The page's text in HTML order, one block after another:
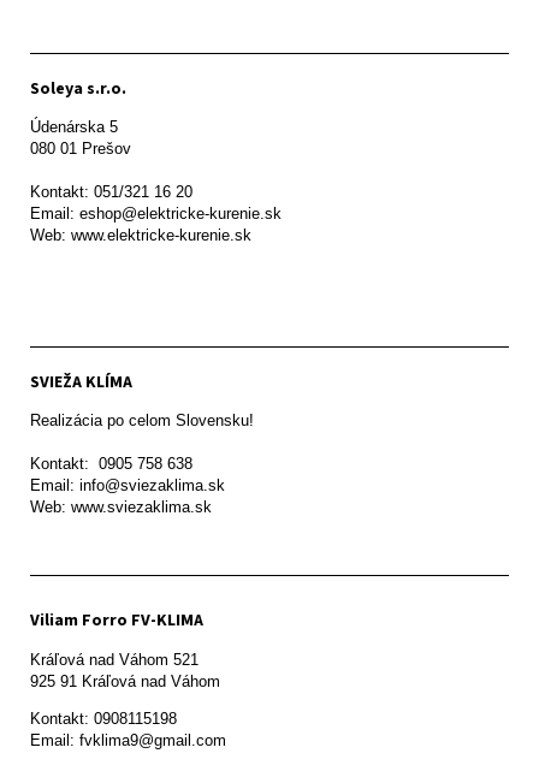
Soleya s.r.o.
Údenárska 5
080 01 Prešov
Kontakt: 051/321 16 20
Email: eshop@elektricke-kurenie.sk
Web: www.elektricke-kurenie.sk
SVIEŽA KLÍMA
Realizácia po celom Slovensku!
Kontakt:  0905 758 638
Email: info@sviezaklima.sk
Web: www.sviezaklima.sk
Viliam Forro FV-KLIMA
Kráľová nad Váhom 521
Kontakt: 0908115198
Email: fvklima9@gmail.com